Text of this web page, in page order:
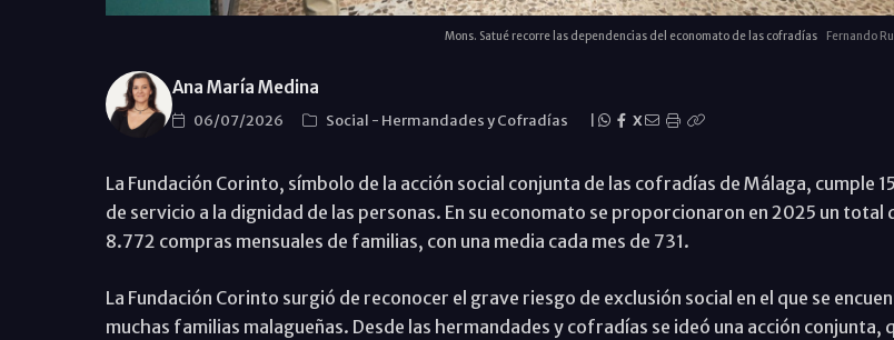
Mons. Satué recorre las dependencias del economato de las cofradías Fernando
Ana María Medina
06/07/2026 Social - Hermandades y Cofradías X
La Fundación Corinto, símbolo de la acción social conjunta de las cofradías de Málaga, cumple
de servicio a la dignidad de las personas. En su economato se proporcionaron en 2025 un total
8.772 compras mensuales de familias, con una media cada mes de 731.
La Fundación Corinto surgió de reconocer el grave riesgo de exclusión social en el que se
muchas familias malagueñas. Desde las hermandades y cofradías se ideó una acción conjunta,